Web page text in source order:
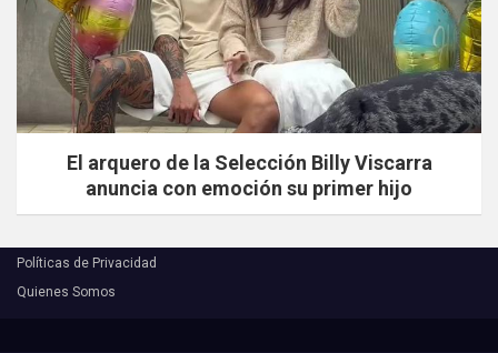
El arquero de la Selección Billy Viscarra
anuncia con emoción su primer hijo
Políticas de Privacidad
Quienes Somos